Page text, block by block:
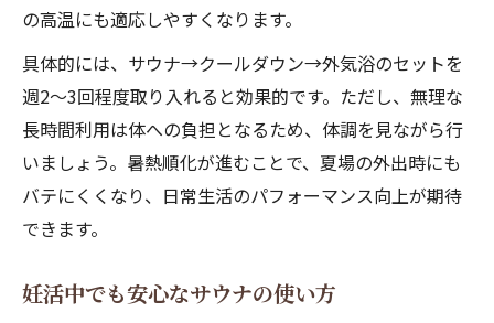
の高温にも適応しやすくなります。
具体的には、サウナ→クールダウン→外気浴のセットを
週2〜3回程度取り入れると効果的です。ただし、無理な
長時間利用は体への負担となるため、体調を見ながら行
いましょう。暑熱順化が進むことで、夏場の外出時にも
バテにくくなり、日常生活のパフォーマンス向上が期待
できます。
妊活中でも安心なサウナの使い方